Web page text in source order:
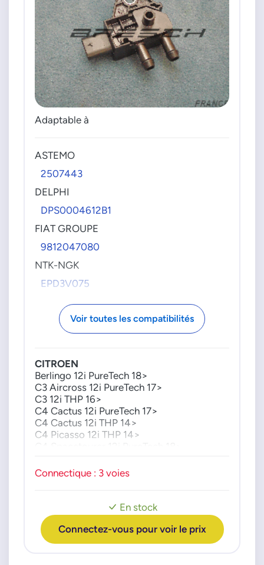
Adaptable à
ASTEMO
2507443
DELPHI
DPS0004612B1
FIAT GROUPE
9812047080
NTK-NGK
EPD3V075
3553529
TOYOTA
SU001A9501
Voir toutes les compatibilités
En stock
Connectez-vous pour voir le prix
CITROEN
Berlingo 12i PureTech 18>
C3 Aircross 12i PureTech 17>
C3 12i THP 16>
C4 Cactus 12i PureTech 17>
C4 Cactus 12i THP 14>
C4 Picasso 12i THP 14>
C5 Aircross 16i Hybrid 225 20>
C5 Aircross 16i PureTech 18>
2008 12i THP 15>
208 12i THP 13>
3008 12i THP 16>
Connectique : 3 voies